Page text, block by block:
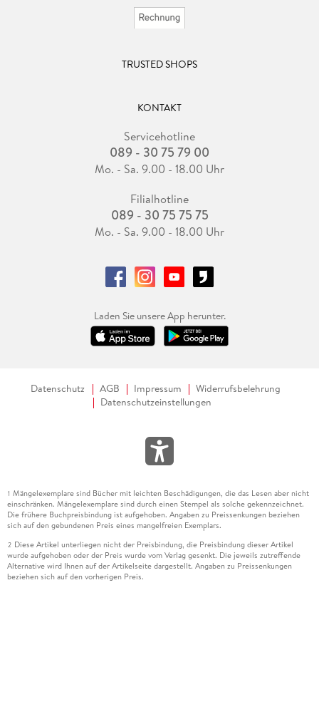
TRUSTED SHOPS
KONTAKT
Servicehotline
089 - 30 75 79 00
Mo. - Sa. 9.00 - 18.00 Uhr
Filialhotline
089 - 30 75 75 75
Mo. - Sa. 9.00 - 18.00 Uhr
Laden Sie unsere App herunter.
Datenschutz AGB Impressum
Widerrufsbelehrung
Datenschutzeinstellungen
1 Mängelexemplare sind Bücher mit leichten Beschädigungen, die das Lesen aber nicht
einschränken. Mängelexemplare sind durch einen Stempel als solche gekennzeichnet.
Die frühere Buchpreisbindung ist aufgehoben. Angaben zu Preissenkungen beziehen
sich auf den gebundenen Preis eines mangelfreien Exemplars.
2 Diese Artikel unterliegen nicht der Preisbindung, die Preisbindung dieser Artikel
wurde aufgehoben oder der Preis wurde vom Verlag gesenkt. Die jeweils zutreffende
Alternative wird Ihnen auf der Artikelseite dargestellt. Angaben zu Preissenkungen
beziehen sich auf den vorherigen Preis.